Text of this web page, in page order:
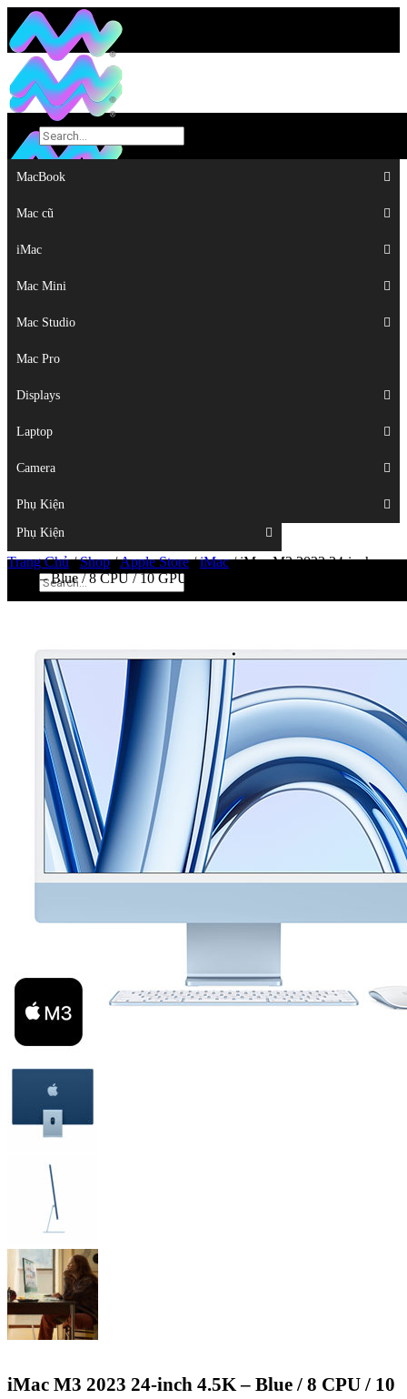
MacBook
Mac cũ
iMac
Mac Mini
Mac Studio
Mac Pro
Displays
Laptop
Camera
Phụ Kiện
MacBook
Mac cũ
iMac
Mac Mini
Mac Studio
Mac Pro
Displays
Laptop
Camera
Phụ Kiện
Top
Trang Chủ/Shop/Apple Store/iMac/iMac M3 2023 24-inch
4.5K – Blue / 8 CPU / 10 GPU / 8GB / 256GB SSD
iMac M3 2023 24-inch 4.5K – Blue / 8 CPU / 10